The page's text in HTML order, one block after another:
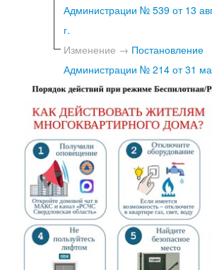
Администрации № 539 от 13
г.
Изменение → Постановление
Администрации № 214 от 31